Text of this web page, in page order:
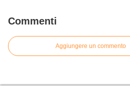
Commenti
Aggiungere un commento